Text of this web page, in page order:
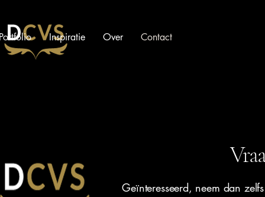
Inspiratie Over Contact
Geïnteresseerd, neem dan